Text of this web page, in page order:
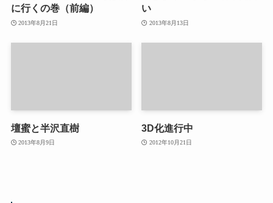
に行くの巻（前編）
2013年8月21日
い
2013年8月13日
壇蜜と半沢直樹
2013年8月9日
3D化進行中
2012年10月21日